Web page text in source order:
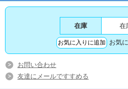
在庫 在
お気
お問い合わせ
友達にメールですすめる